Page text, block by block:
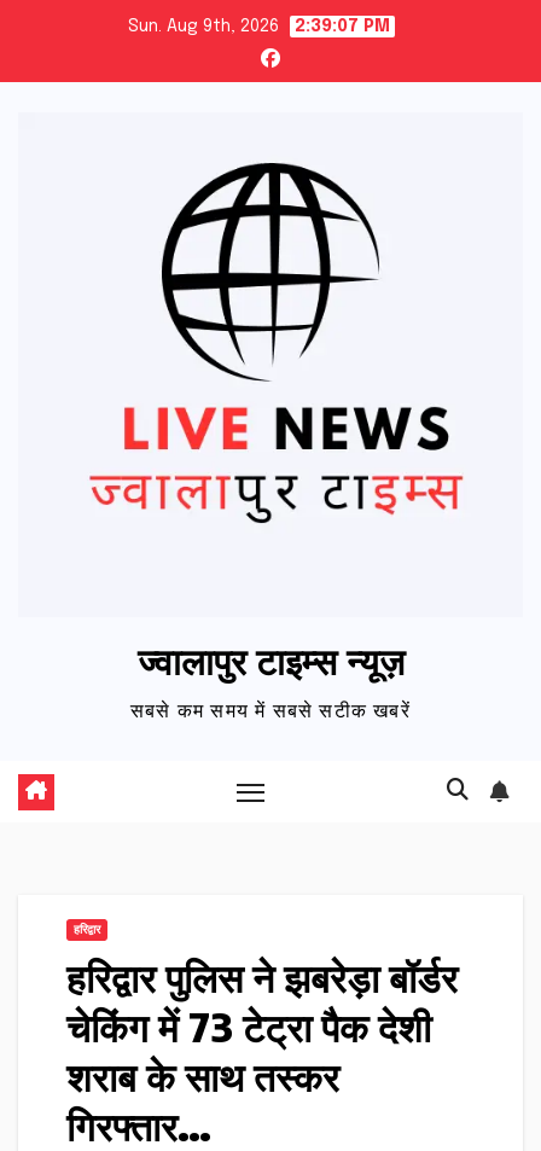
content
Sun. Aug 9th, 2026 2:39:08 PM
ज्वालापुर टाइम्स न्यूज़
सबसे कम समय में सबसे सटीक खबरें
हरिद्वार
हरिद्वार पुलिस ने झबरेड़ा बॉर्डर
चेकिंग में 73 टेट्रा पैक देशी
शराब के साथ तस्कर
गिरफ्तार…